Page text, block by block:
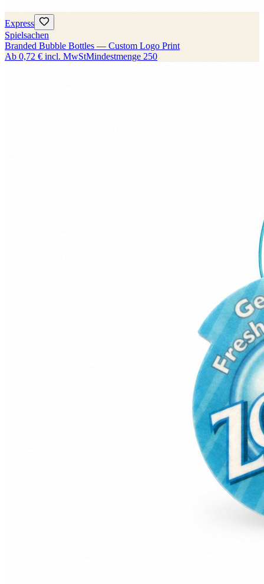
Express
Spielsachen
Branded Bubble Bottles — Custom Logo Print
Ab 0,72 € incl. MwStMindestmenge 250